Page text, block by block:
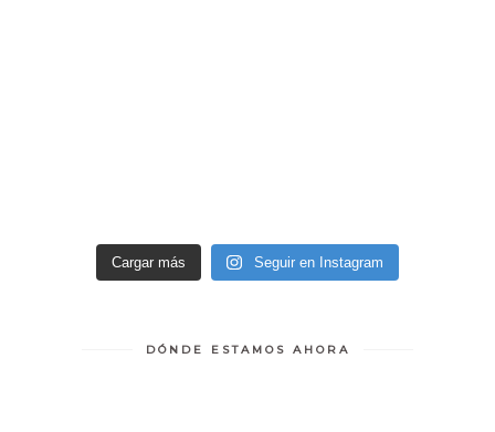
Cargar más Seguir en Instagram
DÓNDE ESTAMOS AHORA